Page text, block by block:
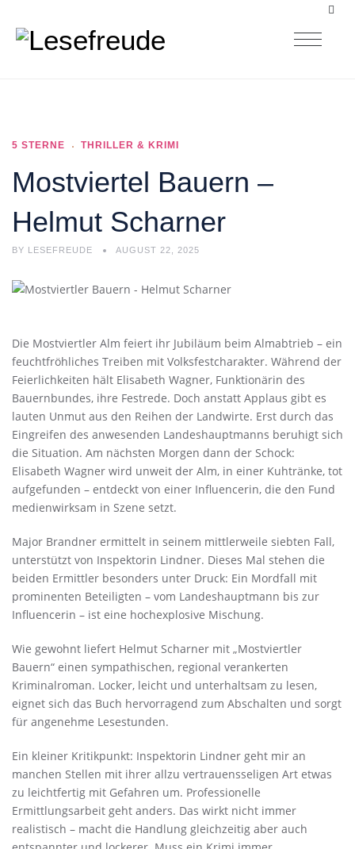
5 STERNE THRILLER & KRIMI
Mostviertel Bauern –
Helmut Scharner
BY LESEFREUDE AUGUST 22, 2025
Die Mostviertler Alm feiert ihr Jubiläum beim Almabtrieb – ein
feuchtfröhliches Treiben mit Volksfestcharakter. Während der
Feierlichkeiten hält Elisabeth Wagner, Funktionärin des
Bauernbundes, ihre Festrede. Doch anstatt Applaus gibt es
lauten Unmut aus den Reihen der Landwirte. Erst durch das
Eingreifen des anwesenden Landeshauptmanns beruhigt sich
die Situation. Am nächsten Morgen dann der Schock:
Elisabeth Wagner wird unweit der Alm, in einer Kuhtränke, tot
aufgefunden – entdeckt von einer Influencerin, die den Fund
medienwirksam in Szene setzt.
Major Brandner ermittelt in seinem mittlerweile siebten Fall,
unterstützt von Inspektorin Lindner. Dieses Mal stehen die
beiden Ermittler besonders unter Druck: Ein Mordfall mit
prominenten Beteiligten – vom Landeshauptmann bis zur
Influencerin – ist eine hochexplosive Mischung.
Wie gewohnt liefert Helmut Scharner mit „Mostviertler
Bauern“ einen sympathischen, regional verankerten
Kriminalroman. Locker, leicht und unterhaltsam zu lesen,
eignet sich das Buch hervorragend zum Abschalten und sorgt
für angenehme Lesestunden.
Ein kleiner Kritikpunkt: Inspektorin Lindner geht mir an
manchen Stellen mit ihrer allzu vertrauensseligen Art etwas
zu leichtfertig mit Gefahren um. Professionelle
Ermittlungsarbeit geht anders. Das wirkt nicht immer
realistisch – macht die Handlung gleichzeitig aber auch